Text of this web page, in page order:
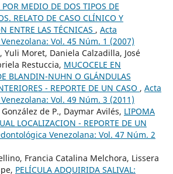
MEDIO DE DOS TIPOS DE
RELATO DE CASO CLÍNICO Y
ENTRE LAS TÉCNICAS , Acta
Vol. 45 Núm. 1 (2007)
Yuli Moret, Daniela Calzadilla, José
Restuccia, MUCOCELE EN
BLANDIN-NUHN O GLÁNDULAS
- REPORTE DE UN CASO , Acta
Vol. 49 Núm. 3 (2011)
de P., Daymar Avilés, LIPOMA
LOCALIZACION - REPORTE DE UN
Venezolana: Vol. 47 Núm. 2
Francia Catalina Melchora, Lissera
PELÍCULA ADQUIRIDA SALIVAL: